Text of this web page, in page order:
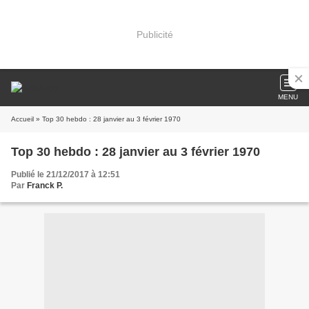
Publicité
MENU
Accueil » Top 30 hebdo : 28 janvier au 3 février 1970
Top 30 hebdo : 28 janvier au 3 février 1970
Publié le 21/12/2017 à 12:51
Par Franck P.